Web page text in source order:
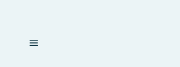
القائمة